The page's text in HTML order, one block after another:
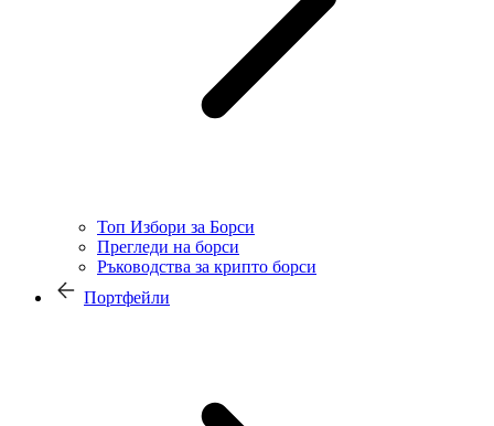
Топ Избори за Борси
Прегледи на борси
Ръководства за крипто борси
Портфейли